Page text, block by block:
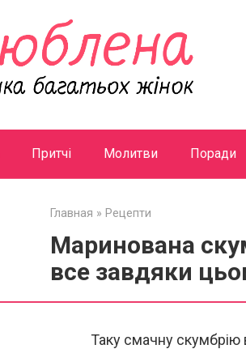
Притчі Молитви Поради
Главная » Рецепти
Маринована
все завдяки
Таку смачну